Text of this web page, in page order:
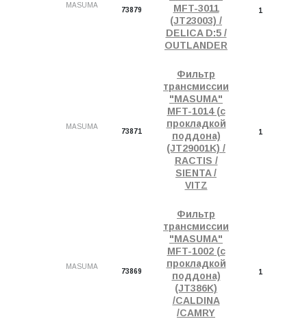
MASUMA
73879
MFT-3011
(JT23003) /
DELICA D:5 /
OUTLANDER
1
MASUMA
73871
Фильтр
трансмиссии
"MASUMA"
MFT-1014 (с
прокладкой
поддона)
(JT29001K) /
RACTIS /
SIENTA /
VITZ
1
MASUMA
73869
Фильтр
трансмиссии
"MASUMA"
MFT-1002 (с
прокладкой
поддона)
(JT386K)
/CALDINA
/CAMRY
1